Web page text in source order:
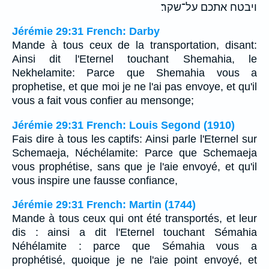
ויבטח אתכם על־שקר׃
Jérémie 29:31 French: Darby
Mande à tous ceux de la transportation, disant:
Ainsi dit l'Eternel touchant Shemahia, le
Nekhelamite: Parce que Shemahia vous a
prophetise, et que moi je ne l'ai pas envoye, et qu'il
vous a fait vous confier au mensonge;
Jérémie 29:31 French: Louis Segond (1910)
Fais dire à tous les captifs: Ainsi parle l'Eternel sur
Schemaeja, Néchélamite: Parce que Schemaeja
vous prophétise, sans que je l'aie envoyé, et qu'il
vous inspire une fausse confiance,
Jérémie 29:31 French: Martin (1744)
Mande à tous ceux qui ont été transportés, et leur
dis : ainsi a dit l'Eternel touchant Sémahia
Néhélamite : parce que Sémahia vous a
prophétisé, quoique je ne l'aie point envoyé, et